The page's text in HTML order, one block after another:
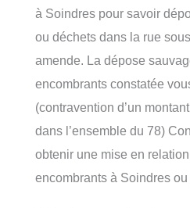
à Soindres pour savoir
ou déchets dans la rue
amende. La dépose
encombrants constatée
(contravention d’un
dans l’ensemble du 78)
obtenir une mise en
encombrants à Soindres